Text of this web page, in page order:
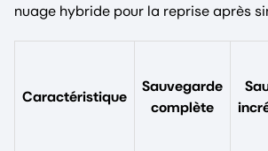
nuage hybride pour la reprise après
Caractéristique
Sauvegarde
complète